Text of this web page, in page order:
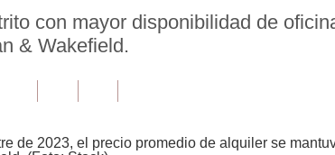
con mayor disponibilidad de
& Wakefield.